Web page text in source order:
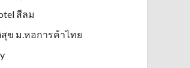
สีลม
ข ม.หอการค้าไทย